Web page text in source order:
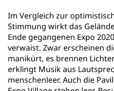
Im Vergleich zur
Stimmung wirkt das
Ende gegangenen Expo
verwaist. Zwar erscheinen
manikürt, es brennen
erklingt Musik aus
menschenleer. Auch die